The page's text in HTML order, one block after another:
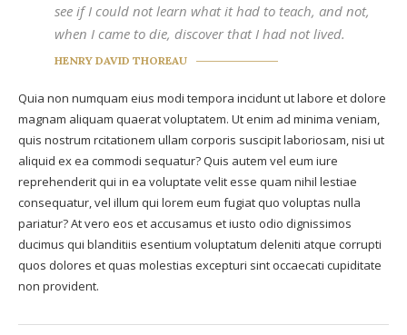
see if I could not learn what it had to teach, and not,
when I came to die, discover that I had not lived.
HENRY DAVID THOREAU
Quia non numquam eius modi tempora incidunt ut labore et dolore
magnam aliquam quaerat voluptatem. Ut enim ad minima veniam,
quis nostrum rcitationem ullam corporis suscipit laboriosam, nisi ut
aliquid ex ea commodi sequatur? Quis autem vel eum iure
reprehenderit qui in ea voluptate velit esse quam nihil lestiae
consequatur, vel illum qui lorem eum fugiat quo voluptas nulla
pariatur? At vero eos et accusamus et iusto odio dignissimos
ducimus qui blanditiis esentium voluptatum deleniti atque corrupti
quos dolores et quas molestias excepturi sint occaecati cupiditate
non provident.